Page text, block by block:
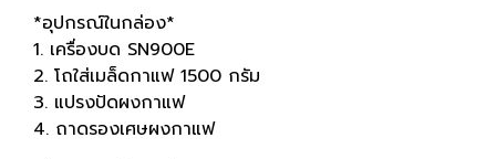
*อุปกรณ์ในกล่อง*
1. เครื่องบด SN900E
2. โถใส่เมล็ดกาแฟ 1500 กรัม
3. แปรงปัดผงกาแฟ
4. ถาดรองเศษผงกาแฟ